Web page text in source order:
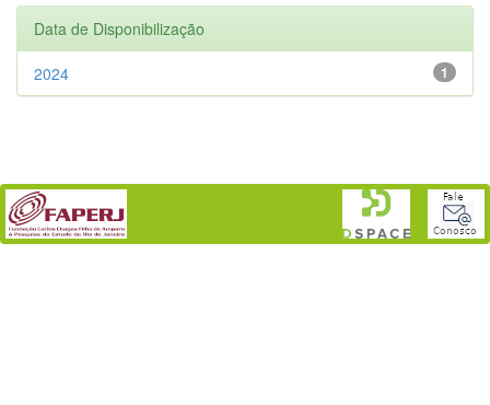
Data de Disponibilização
1
2024